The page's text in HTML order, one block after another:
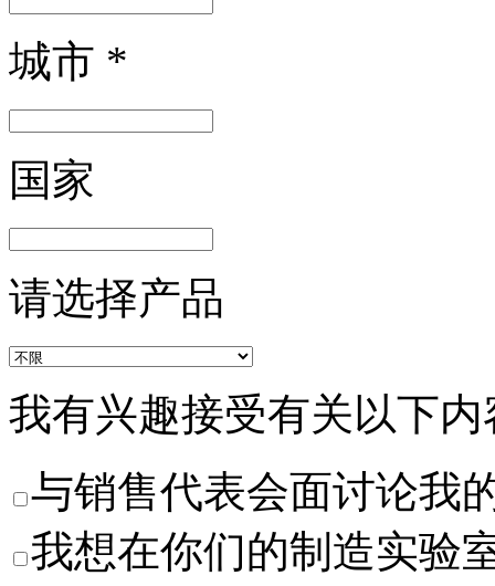
城市 *
国家
请选择产品
我有兴趣接受有关以下
与销售代表会面讨论我
我想在你们的制造实验